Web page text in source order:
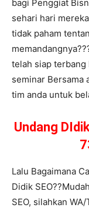
bagi Penggiat
sehari hari
tidak paham
telah siap terbang
seminar Bersama
tim anda untuk
Undang
Lalu Bagaimana
Didik
SEO, silahkan